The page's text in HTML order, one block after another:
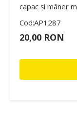
capac și mâner
Cod:AP1287
20,00 RON